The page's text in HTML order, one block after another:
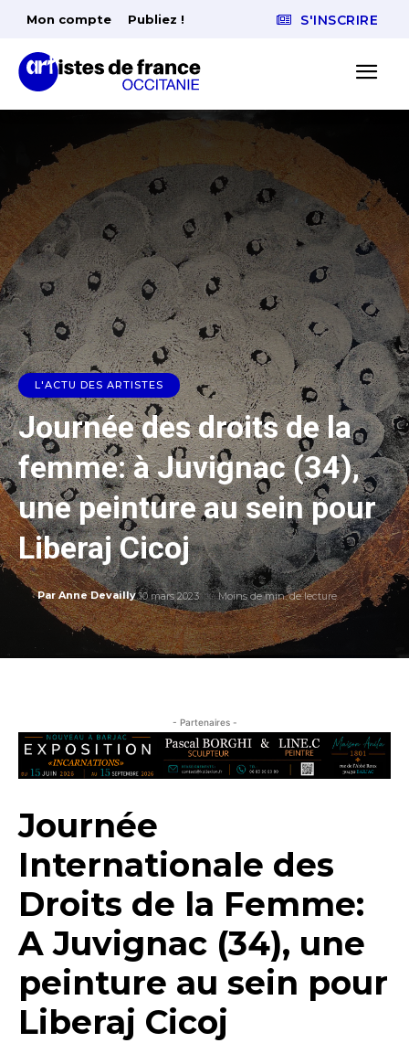
Mon compte Publiez ! S'INSCRIRE
L'ACTU DES ARTISTES
Journée des droits de la
femme: à Juvignac (34),
une peinture au sein pour
Liberaj Cicoj
Par Anne Devailly 10 mars 2023 Moins demin. de lecture
- Partenaires -
Journée
Internationale des
Droits de la Femme:
A Juvignac (34), une
peinture au sein pour
Liberaj Cicoj